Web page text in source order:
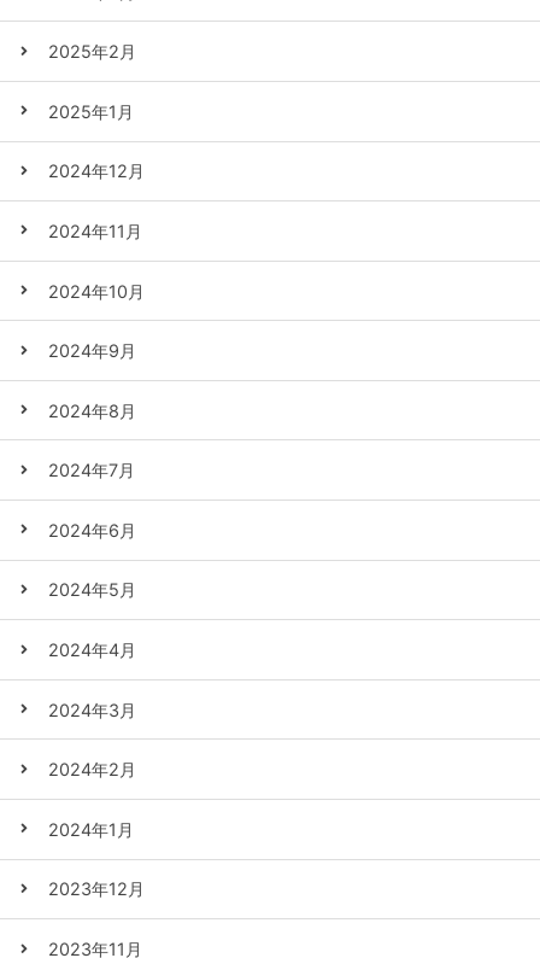
2025年2月
2025年1月
2024年12月
2024年11月
2024年10月
2024年9月
2024年8月
2024年7月
2024年6月
2024年5月
2024年4月
2024年3月
2024年2月
2024年1月
2023年12月
2023年11月